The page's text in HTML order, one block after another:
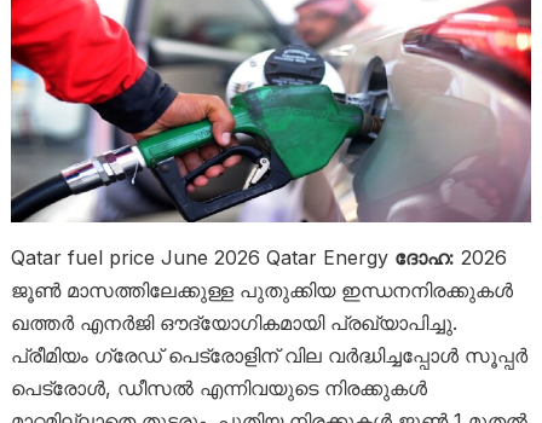
Qatar fuel price June 2026 Qatar Energy ദോഹ: 2026
ജൂൺ മാസത്തിലേക്കുള്ള പുതുക്കിയ ഇന്ധനനിരക്കുകൾ
ഖത്തർ എനർജി ഔദ്യോഗികമായി പ്രഖ്യാപിച്ചു.
പ്രീമിയം ഗ്രേഡ് പെട്രോളിന് വില വർദ്ധിച്ചപ്പോൾ സൂപ്പർ
പെട്രോൾ, ഡീസൽ എന്നിവയുടെ നിരക്കുകൾ